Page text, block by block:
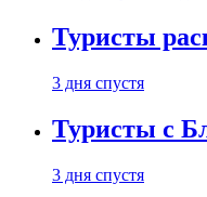
Туристы
3 дня спустя
Туристы с
3 дня спустя